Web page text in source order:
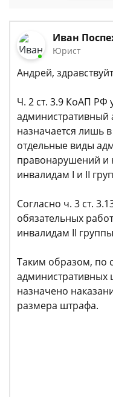
Иван
Юрист
Андрей,
Ч. 2 ст. 3.9 КоАП РФ
административный
назначается лишь
отдельные виды
правонарушений и
инвалидам I и II
Согласно ч. 3 ст.
обязательных
инвалидам II
Таким образом, по
назначено
размера штрафа.